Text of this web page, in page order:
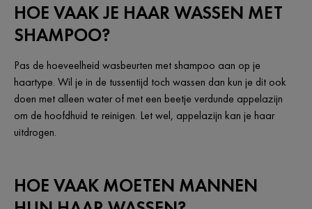
HOE VAAK JE HAAR WASSEN MET
SHAMPOO?
Pas de hoeveelheid wasbeurten met shampoo aan op je
haartype. Wil je in de tussentijd toch wassen dan kun je dit ook
doen met alleen water of met een beetje verdunde appelazijn
om de hoofdhuid te reinigen. Let wel, appelazijn kan je haar
uitdrogen.
HOE VAAK MOETEN MANNEN